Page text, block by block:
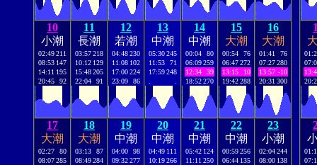
10
小潮
02:49211
08:53 147
14:11 195
20:45
92
11
長潮
03:57218
10:12 129
15:48205
22:04
91
12
若潮
04:48230
11:08 102
17:00224
23:09
86
13
中潮
05:30245
11:53
71
17:59248
14
中潮
00:04
80
06:09259
12:34
39
18:52270
15
大潮
00:54
76
06:47272
13:15
10
19:42288
16
大潮
01:41
76
07:27280
13:57 -10
20:31 300
17
大潮
02:27
80
08:07285
18
大潮
03:13
87
08:49284
19
中潮
04:00
98
09:32277
20
中潮
04:49 111
10:19266
21
中潮
05:42 124
11:11 250
22
中潮
00:59256
06:44 135
23
小潮
02:04244
08:00 138